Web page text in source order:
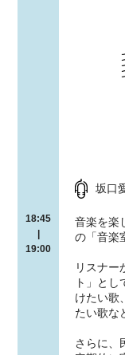
18:45
|
19:00
坂口
音楽を楽
の「音楽
リスナー
ト」と
けたい歌
たい歌な
さらに、